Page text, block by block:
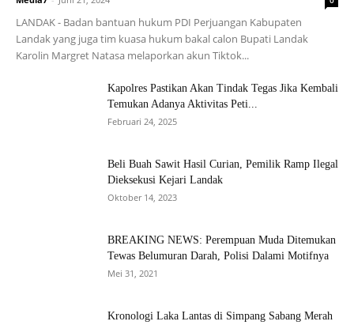
LANDAK - Badan bantuan hukum PDI Perjuangan Kabupaten
Landak yang juga tim kuasa hukum bakal calon Bupati Landak
Karolin Margret Natasa melaporkan akun Tiktok...
Kapolres Pastikan Akan Tindak Tegas Jika Kembali
Temukan Adanya Aktivitas Peti...
Februari 24, 2025
Beli Buah Sawit Hasil Curian, Pemilik Ramp Ilegal
Dieksekusi Kejari Landak
Oktober 14, 2023
BREAKING NEWS: Perempuan Muda Ditemukan
Tewas Belumuran Darah, Polisi Dalami Motifnya
Mei 31, 2021
Kronologi Laka Lantas di Simpang Sabang Merah